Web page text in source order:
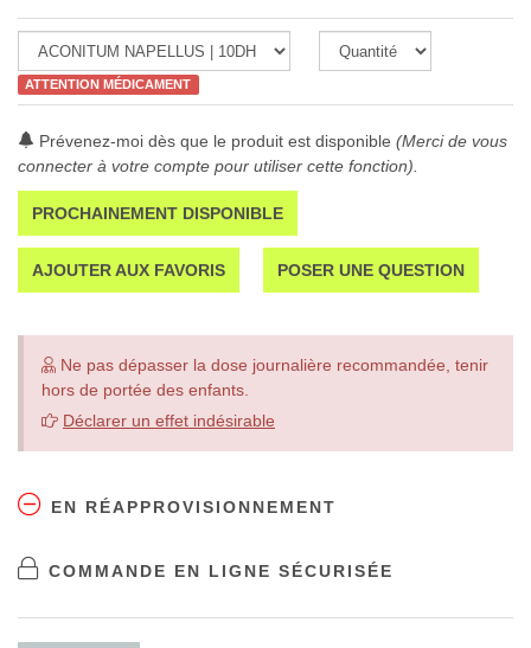
ATTENTION MÉDICAMENT
Prévenez-moi dès que le produit est disponible (Merci de vous
connecter à votre compte pour utiliser cette fonction).
PROCHAINEMENT DISPONIBLE
AJOUTER AUX FAVORIS POSER UNE QUESTION
Ne pas dépasser la dose journalière recommandée, tenir
hors de portée des enfants.
Déclarer un effet indésirable
EN RÉAPPROVISIONNEMENT
COMMANDE EN LIGNE SÉCURISÉE